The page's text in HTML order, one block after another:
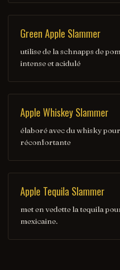
Green Apple Slammer
utilise de la schnapps de
intense et acidulé
Apple Whiskey Slammer
élaboré avec du whisky
réconfortante
Apple Tequila Slammer
met en vedette la tequila
mexicaine.